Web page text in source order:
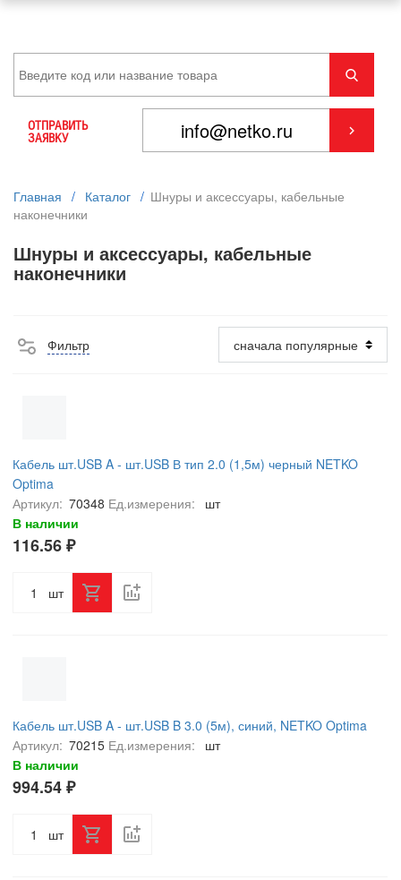
ОТПРАВИТЬ
ЗАЯВКУ
Главная / Каталог / Шнуры и аксессуары, кабельные
наконечники
Шнуры и аксессуары, кабельные
наконечники
Фильтр
Кабель шт.USB A - шт.USB В тип 2.0 (1,5м) черный NETKO
Optima
Артикул: 70348 Ед.измерения:
шт
В наличии
116.56 ₽
шт
Кабель шт.USB A - шт.USB B 3.0 (5м), синий, NETKO Optima
Артикул: 70215 Ед.измерения:
шт
В наличии
994.54 ₽
шт